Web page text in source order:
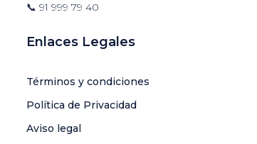
📞 91 999 79 40
Enlaces Legales
Términos y condiciones
Política de Privacidad
Aviso legal